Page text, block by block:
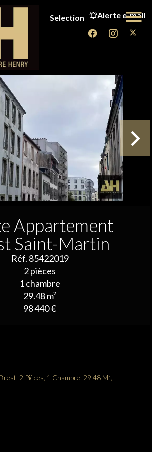
Selection Alerte e-mail
Appartement
Saint-Martin
Réf. 85422019
2 pièces
1 chambre
29.48 m²
98 440 €
2 Pièces, 1 Chambre, 29.48 M²,